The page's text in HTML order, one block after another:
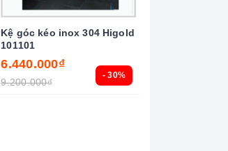
- 30%
Kệ góc kéo inox 304 Higold
101101
6.440.000₫
9.200.000₫